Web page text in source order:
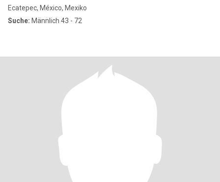
Ecatepec, México, Mexiko
Suche: Männlich 43 - 72